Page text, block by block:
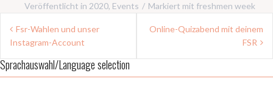
Veröffentlicht in 2020, Events Markiert mit freshmen week
Beitragsnavigation
Fsr-Wahlen und unser
Instagram-Account
Online-Quizabend mit deinem
FSR
Sprachauswahl/Language selection